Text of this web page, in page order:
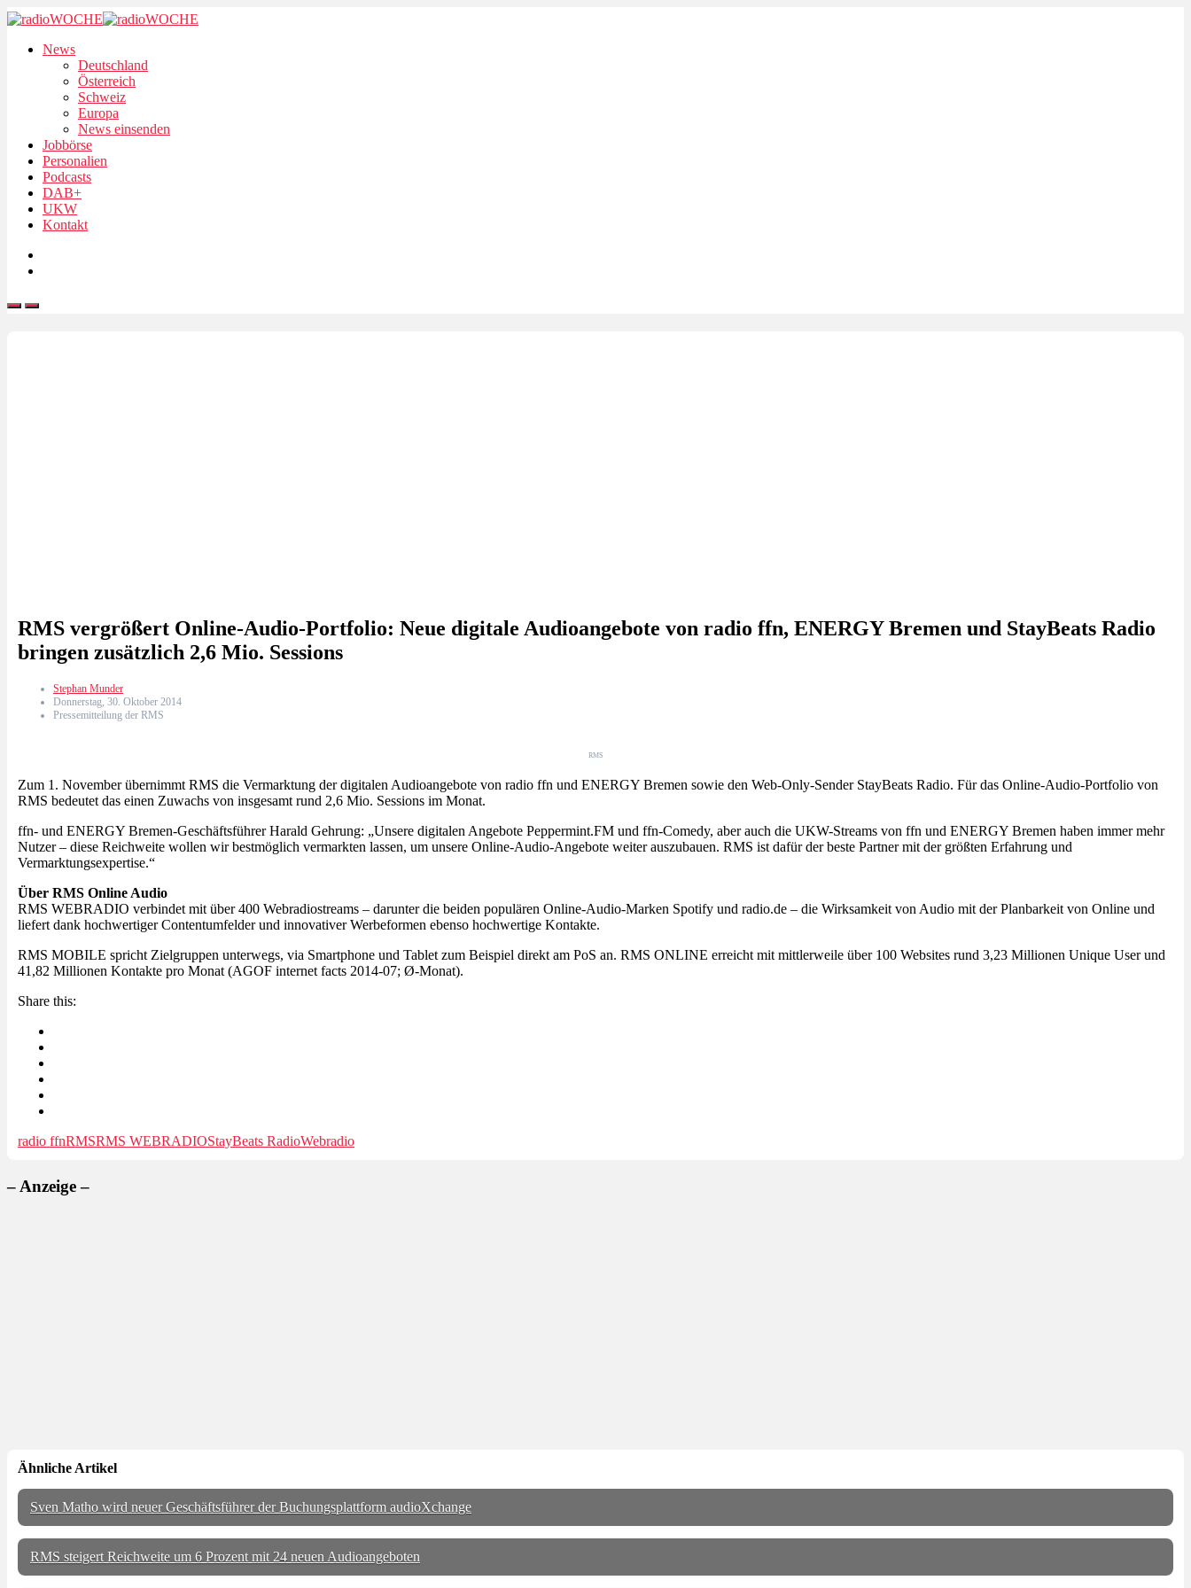
News
Deutschland
Österreich
Schweiz
Europa
News einsenden
Jobbörse
Personalien
Podcasts
DAB+
UKW
Kontakt
RMS vergrößert Online-Audio-Portfolio: Neue digitale Audioangebote von radio ffn, ENERGY Bremen und StayBeats Radio
bringen zusätzlich 2,6 Mio. Sessions
Stephan Munder
Donnerstag, 30. Oktober 2014
Pressemitteilung der RMS
RMS
Zum 1. November übernimmt RMS die Vermarktung der digitalen Audioangebote von radio ffn und ENERGY Bremen sowie den Web-Only-Sender StayBeats Radio. Für das Online-Audio-Portfolio von
RMS bedeutet das einen Zuwachs von insgesamt rund 2,6 Mio. Sessions im Monat.
ffn- und ENERGY Bremen-Geschäftsführer Harald Gehrung: „Unsere digitalen Angebote Peppermint.FM und ffn-Comedy, aber auch die UKW-Streams von ffn und ENERGY Bremen haben immer mehr
Nutzer – diese Reichweite wollen wir bestmöglich vermarkten lassen, um unsere Online-Audio-Angebote weiter auszubauen. RMS ist dafür der beste Partner mit der größten Erfahrung und
Vermarktungsexpertise.“
Über RMS Online Audio
RMS WEBRADIO verbindet mit über 400 Webradiostreams – darunter die beiden populären Online-Audio-Marken Spotify und radio.de – die Wirksamkeit von Audio mit der Planbarkeit von Online und
liefert dank hochwertiger Contentumfelder und innovativer Werbeformen ebenso hochwertige Kontakte.
RMS MOBILE spricht Zielgruppen unterwegs, via Smartphone und Tablet zum Beispiel direkt am PoS an. RMS ONLINE erreicht mit mittlerweile über 100 Websites rund 3,23 Millionen Unique User und
41,82 Millionen Kontakte pro Monat (AGOF internet facts 2014-07; Ø-Monat).
Share this:
radio ffnRMSRMS WEBRADIOStayBeats RadioWebradio
– Anzeige –
Ähnliche Artikel
Sven Matho wird neuer Geschäftsführer der Buchungsplattform audioXchange
RMS steigert Reichweite um 6 Prozent mit 24 neuen Audioangeboten